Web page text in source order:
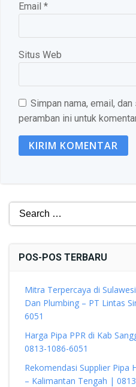
Email *
Situs Web
Simpan nama, email,
peramban ini untuk
Search
POS-POS TERBARU
Mitra Terpercaya di
Dan Plumbing – PT Lintas
6051
Harga Pipa PPR di Kab
0813-1086-6051
Rekomendasi Supplier Pipa
– Kalimantan Tengah |